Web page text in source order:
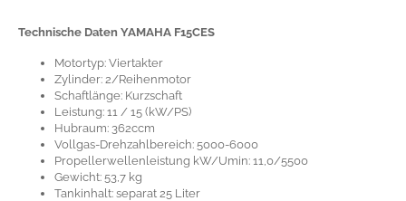
Technische Daten YAMAHA F15CES
Motortyp: Viertakter
Zylinder: 2/Reihenmotor
Schaftlänge: Kurzschaft
Leistung: 11 / 15 (kW/PS)
Hubraum: 362ccm
Vollgas-Drehzahlbereich: 5000-6000
Propellerwellenleistung kW/Umin: 11,0/5500
Gewicht: 53,7 kg
Tankinhalt: separat 25 Liter